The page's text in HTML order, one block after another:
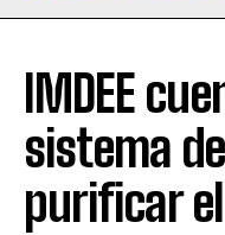
IMDEE
sistema
purificar